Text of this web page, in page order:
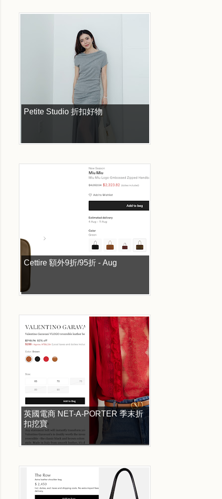
Petite Studio 折扣好物
Cettire 額外9折/95折 - Aug
英國電商 NET-A-PORTER 季末折
扣挖寶